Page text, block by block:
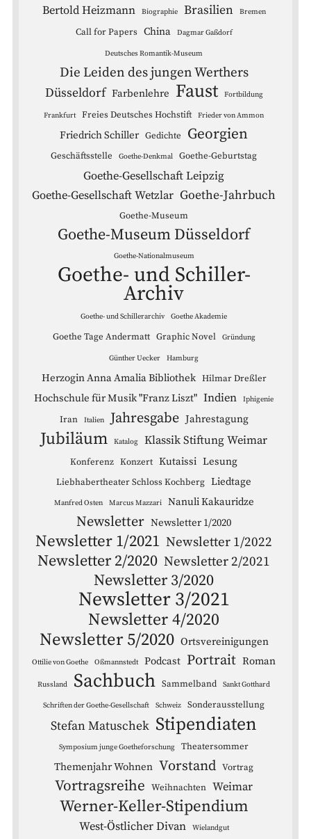
Bertold Heizmann Biographie Brasilien Bremen
Call for Papers China Dagmar Gaßdorf
Deutsches Romantik-Museum
Die Leiden des jungen Werthers
Düsseldorf Farbenlehre Faust Fortbildung
Frankfurt Freies Deutsches Hochstift Frieder von Ammon
Friedrich Schiller Gedichte Georgien
Geschäftsstelle Goethe-Denkmal Goethe-Geburtstag
Goethe-Gesellschaft Leipzig
Goethe-Gesellschaft Wetzlar Goethe-Jahrbuch
Goethe-Museum
Goethe-Museum Düsseldorf
Goethe-Nationalmuseum
Goethe- und Schiller-
Archiv
Goethe- und Schillerarchiv Goethe Akademie
Goethe Tage Andermatt Graphic Novel Gründung
Günther Uecker Hamburg
Herzogin Anna Amalia Bibliothek Hilmar Dreßler
Hochschule für Musik "Franz Liszt" Indien Iphigenie
Iran Italien Jahresgabe Jahrestagung
Jubiläum Katalog Klassik Stiftung Weimar
Konferenz Konzert Kutaissi Lesung
Liebhabertheater Schloss Kochberg Liedtage
Manfred Osten Marcus Mazzari Nanuli Kakauridze
Newsletter Newsletter 1/2020
Newsletter 1/2021 Newsletter 1/2022
Newsletter 2/2020 Newsletter 2/2021
Newsletter 3/2020
Newsletter 3/2021
Newsletter 4/2020
Newsletter 5/2020 Ortsvereinigungen
Ottilie von Goethe Oßmannstedt Podcast Portrait Roman
Russland Sachbuch Sammelband Sankt Gotthard
Schriften der Goethe-Gesellschaft Schweiz Sonderausstellung
Stefan Matuschek Stipendiaten
Symposium junge Goetheforschung Theatersommer
Themenjahr Wohnen Vorstand Vortrag
Vortragsreihe Weihnachten Weimar
Werner-Keller-Stipendium
West-Östlicher Divan Wielandgut